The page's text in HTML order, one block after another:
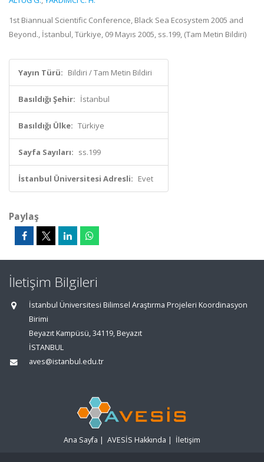
1st Biannual Scientific Conference, Black Sea Ecosystem 2005 and
Beyond., İstanbul, Türkiye, 09 Mayıs 2005, ss.199, (Tam Metin Bildiri)
Yayın Türü: Bildiri / Tam Metin Bildiri
Basıldığı Şehir: İstanbul
Basıldığı Ülke: Türkiye
Sayfa Sayıları: ss.199
İstanbul Üniversitesi Adresli: Evet
Paylaş
İletişim Bilgileri
İstanbul Üniversitesi Bilimsel Araştırma Projeleri Koordinasyon
Birimi
Beyazıt Kampüsü, 34119, Beyazıt
İSTANBUL
aves@istanbul.edu.tr
Ana Sayfa | AVESİS Hakkında | İletişim